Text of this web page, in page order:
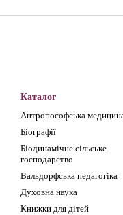
Каталог
Антропософська
Біографії
Біодинамічне сільське
господарство
Вальдорфська педагогіка
Духовна наука
Книжки для дітей